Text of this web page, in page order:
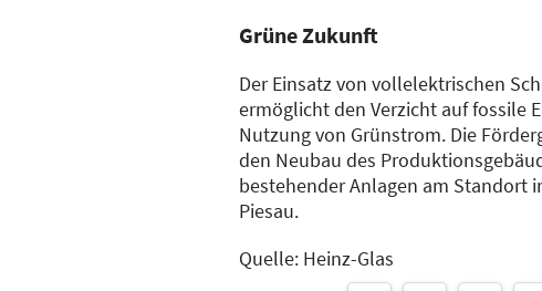
Grüne Zukunft
Der Einsatz von vollelektrischen
ermöglicht den Verzicht auf fossile
Nutzung von Grünstrom. Die
den Neubau des
bestehender Anlagen am Standort
Piesau.
Quelle: Heinz-Glas